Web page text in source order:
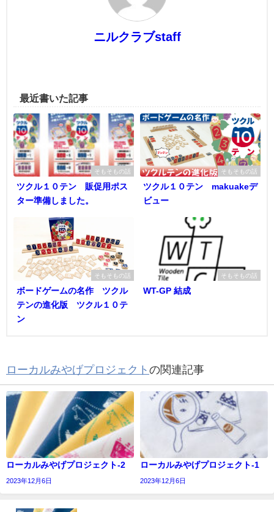
ニルクラブstaff
最近書いた記事
そもそもの話
ツクル１０テン 販促用ポス
ター準備しました。
そもそもの話
ツクル１０テン makuakeデ
ビュー
そもそもの話
ボードゲームの名作 ツクル
テンの進化版 ツクル１０テ
ン
そもそもの話
WT-GP 結成
ローカルみやげプロジェクト の関連記事
ローカルみやげプロジェクト-2
2023年12月6日
ローカルみやげプロジェクト-1
2023年12月6日